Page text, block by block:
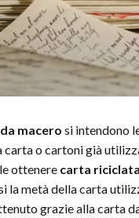
macero si intendono
o cartoni già
ottenere carta riciclata
la metà della carta
grazie alla carta